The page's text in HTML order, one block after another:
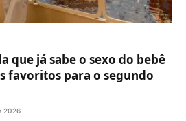
que já sabe o sexo do bebê
favoritos para o segundo
2026